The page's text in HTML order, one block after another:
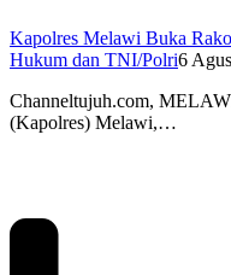
Kapolres Melawi Buka
Hukum dan TNI/Polri6
Channeltujuh.com,
(Kapolres) Melawi,…